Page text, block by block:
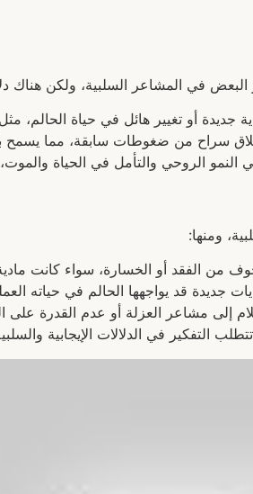
في المشاعر السلبية، ولكن هناك
جديدة أو تغيير هائل في حياة
سراح من ضغوطات سابقة، مما يسمح
النمو الروحي والتأمل في الحياة
ومنها:
من الفقد أو الخسارة، سواء كانت
جديدة قد يواجهها الحالم في حياته
إلى مشاعر العزلة أو عدم القدرة على
التفكير في الدلالات الإيجابية